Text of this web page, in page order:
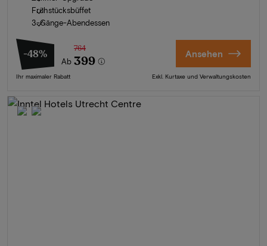
Frühstücksbüffet
3-Gänge-Abendessen
-48%
Ab
764
399
Ihr maximaler Rabatt
Ansehen
Exkl. Kurtaxe und Verwaltungskosten